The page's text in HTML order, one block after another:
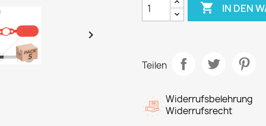

 IN DEN
Teilen
Widerrufsbelehrung
Widerrufsrecht